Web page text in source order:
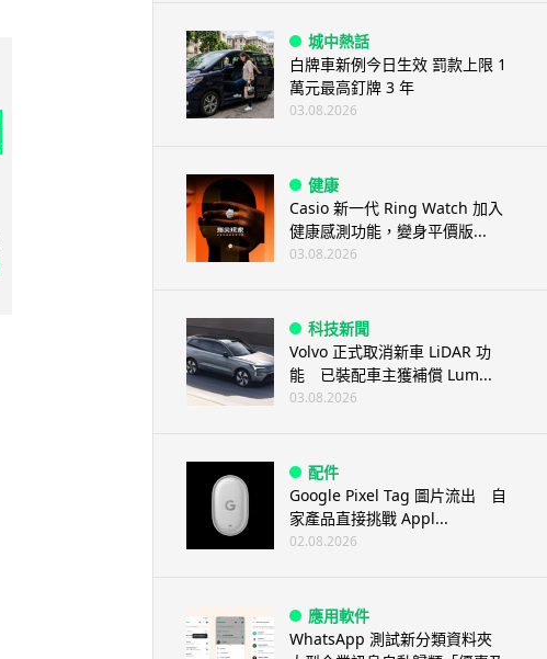
城中熱話
白牌車新例今日生效 罰款上限 1
萬元最高釘牌 3 年
03.08.2026
健康
Casio 新一代 Ring Watch 加入
健康感測功能，變身平價版...
03.08.2026
科技新聞
Volvo 正式取消新車 LiDAR 功
能 已裝配車主獲補償 Lum...
03.08.2026
配件
Google Pixel Tag 圖片流出 自
家產品直接挑戰 Appl...
02.08.2026
應用軟件
WhatsApp 測試新分類資料夾